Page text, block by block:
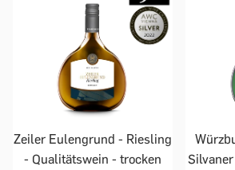
Zeiler Eulengrund - Riesling
- Qualitätswein - trocken